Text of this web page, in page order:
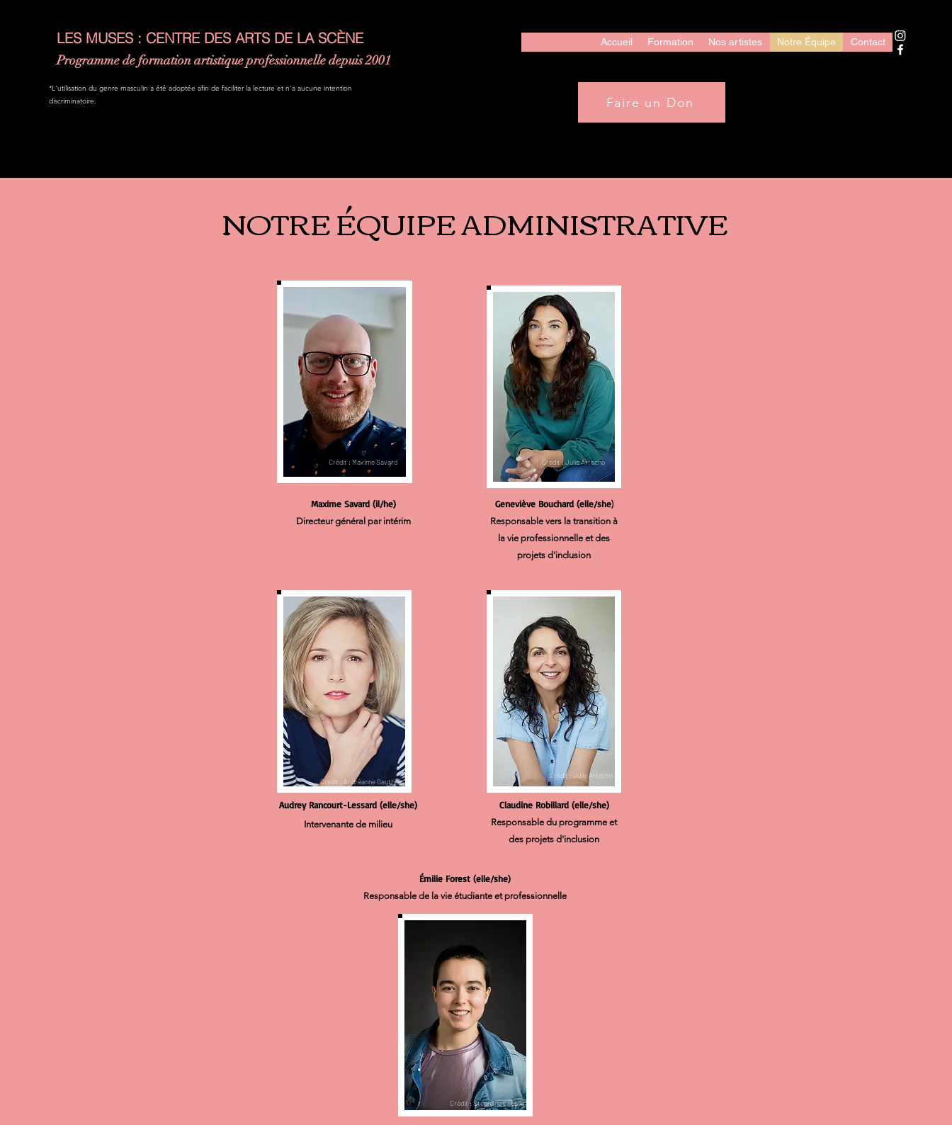
LES MUSES : CENTRE DES ARTS DE LA SCÈNE
Programme de formation artistique professionnelle depuis 2001
*L'utilisation du genre masculin a été adoptée afin de faciliter la lecture et n'a aucune intention
discriminatoire.
Accueil Formation Nos artistes Notre Équipe Contact
Faire un Don
NOTRE ÉQUIPE ADMINISTRATIVE
Crédit : Maxime Savard
Maxime Savard (il/he)
Directeur général par intérim
Crédit : Julie Artacho
Geneviève Bouchard (elle/she)
Responsable vers la transition à
la vie professionnelle et des
projets d'inclusion
Crédit : Andréanne Gauthier
Audrey Rancourt-Lessard (elle/she)
Intervenante de milieu
Crédit : Julie Artacho
Claudine Robillard (elle/she)
Responsable du programme et
des projets d'inclusion
Émilie Forest (elle/she)
Responsable de la vie étudiante et professionnelle
Crédit : Stéphane Labelle